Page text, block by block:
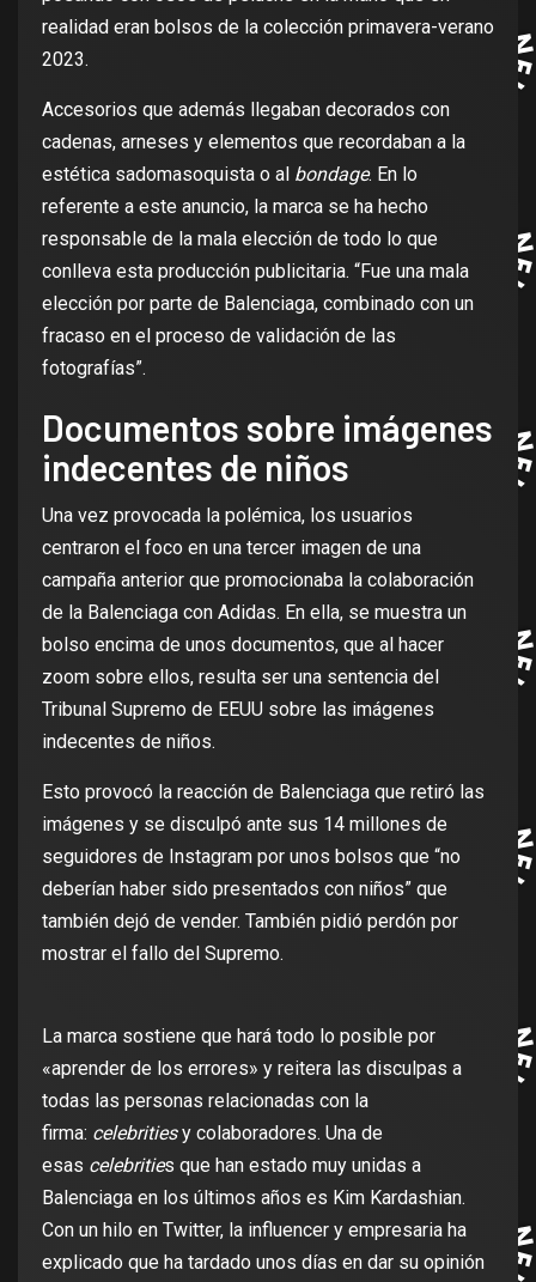
realidad eran bolsos de la colección primavera-verano
2023.
Accesorios que además llegaban decorados con
cadenas, arneses y elementos que recordaban a la
estética sadomasoquista o al bondage. En lo
referente a este anuncio, la marca se ha hecho
responsable de la mala elección de todo lo que
conlleva esta producción publicitaria. “Fue una mala
elección por parte de Balenciaga, combinado con un
fracaso en el proceso de validación de las
fotografías”.
Documentos sobre imágenes
indecentes de niños
Una vez provocada la polémica, los usuarios
centraron el foco en una tercer imagen de una
campaña anterior que promocionaba la colaboración
de la Balenciaga con Adidas. En ella, se muestra un
bolso encima de unos documentos, que al hacer
zoom sobre ellos, resulta ser una sentencia del
Tribunal Supremo de EEUU sobre las imágenes
indecentes de niños.
Esto provocó la reacción de Balenciaga que retiró las
imágenes y se disculpó ante sus 14 millones de
seguidores de Instagram por unos bolsos que “no
deberían haber sido presentados con niños” que
también dejó de vender. También pidió perdón por
mostrar el fallo del Supremo.
La marca sostiene que hará todo lo posible por
«aprender de los errores» y reitera las disculpas a
todas las personas relacionadas con la
firma: celebritiesy colaboradores. Una de
esas celebrities que han estado muy unidas a
Balenciaga en los últimos años es Kim Kardashian.
Con un hilo en Twitter, la influencer y empresaria ha
explicado que ha tardado unos días en dar su opinión